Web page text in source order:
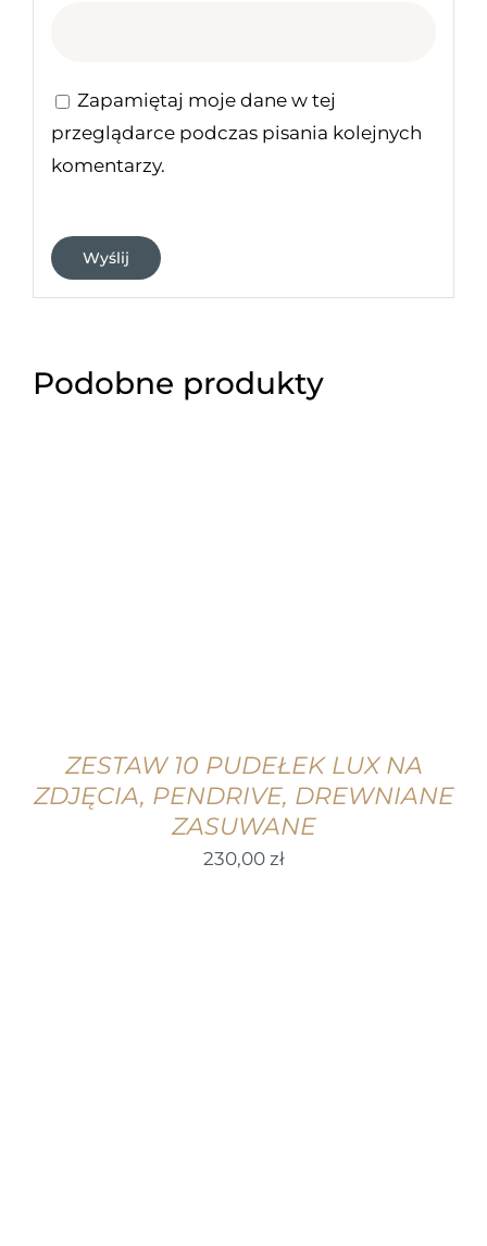
Zapamiętaj moje dane w tej
przeglądarce podczas pisania kolejnych
komentarzy.
Podobne produkty
ZESTAW 10 PUDEŁEK LUX NA
ZDJĘCIA, PENDRIVE, DREWNIANE
ZASUWANE
230,00 zł